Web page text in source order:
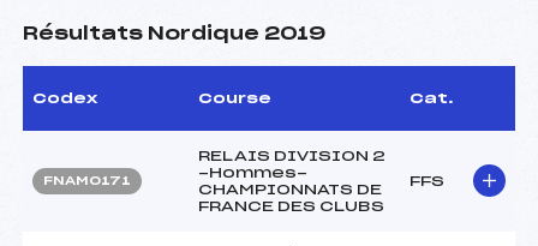
Résultats Nordique 2019
Codex Course Cat.
FNAM0171
RELAIS DIVISION 2
-Hommes-
CHAMPIONNATS DE
FRANCE DES CLUBS
FFS